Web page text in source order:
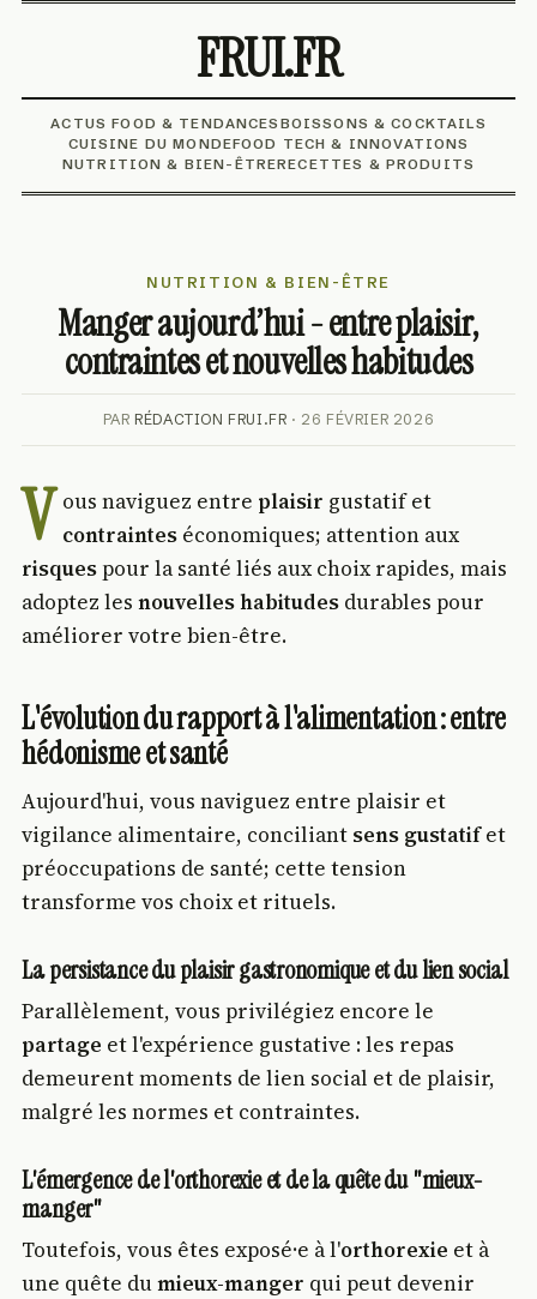
FRUI.FR
ACTUS FOOD & TENDANCES BOISSONS & COCKTAILS
CUISINE DU MONDEFOOD TECH & INNOVATIONS
NUTRITION & BIEN-ÊTRERECETTES & PRODUITS
NUTRITION & BIEN-ÊTRE
Manger aujourd’hui - entre plaisir,
contraintes et nouvelles habitudes
PAR RÉDACTION FRUI.FR · 26 FÉVRIER 2026
V ous naviguez entre plaisir gustatif et
contraintes économiques; attention aux
risquespour la santé liés aux choix rapides, mais
adoptez lesnouvelles habitudes durables pour
améliorer votre bien-être.
L'évolution du rapport à l'alimentation : entre
hédonisme et santé
Aujourd'hui, vous naviguez entre plaisir et
vigilance alimentaire, conciliant sens gustatifet
préoccupations de santé; cette tension
transforme vos choix et rituels.
La persistance du plaisir gastronomique et du lien social
Parallèlement, vous privilégiez encore le
partage et l'expérience gustative : les repas
demeurent moments de lien social et de plaisir,
malgré les normes et contraintes.
L'émergence de l'orthorexie et de la quête du "mieux-
manger"
Toutefois, vous êtes exposé·e à l'orthorexie et à
une quête dumieux-manger qui peut devenir